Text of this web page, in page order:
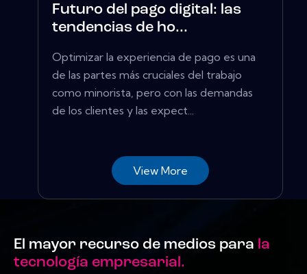
Futuro del pago digital: las
tendencias de ho...
Optimizar la experiencia de pago es una
de las partes más cruciales del trabajo
como minorista, pero con las demandas
de los clientes y las expect...
View More
El mayor recurso de medios para la
tecnología empresarial.